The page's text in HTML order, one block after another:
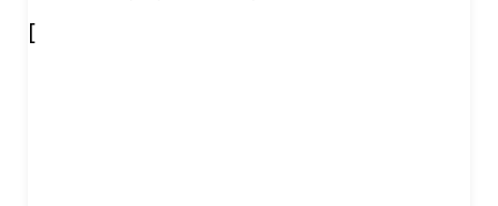
[